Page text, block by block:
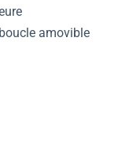
amovible